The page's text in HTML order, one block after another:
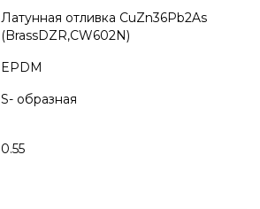
Латунная отливка CuZn36Pb2As
(BrassDZR,CW602N)
EPDM
S- образная
0.55